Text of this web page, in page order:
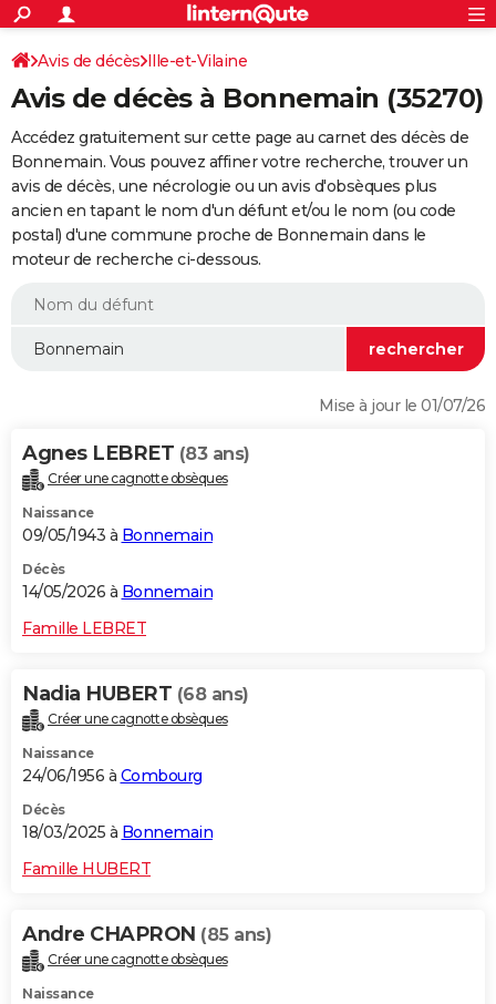
ACTUALITÉS
Politique
Société
Faits Divers
Education
Monde
Villes
+
SPORT
Coupe du monde 2026
Football
Tennis
Cyclisme
Rugby
Forum
Programme TV
TNT
Streaming
Cinéma
Sorties cinéma
Musique
+
FINANCE
Retraite
Impôts
Epargne
Immobilier
Risques naturels par ville
Banque
Assurance
Crédit
AUTO
Essais
Réserver un essai
Citadines
Berlines
SUV
Forum auto
+HIGH-TECH
BRICOLAGE
WEEK-END
Alimentation
Guide de la santé
Maladies
Médicaments
Sommeil
VOYAGE
Destinations
City break
Voyage nature
Voyage de noces
Forum
Climat
+PHOTO
GUIDES D'ACHAT
Carte de Noël
Carte Bonne année
Carte Saint-Valentin
Carte Pâques
Carte d'anniversaire
DICTIONNAIRE
Dictionnaire
Biographies
Citations
Expressions
Proverbes
PROGRAMME TV
S'inscrire
Se connecter
Lycées
Collèges
Primaires
Universités
Entreprises
Service militaire
Avis de recherche
AVIS DE DÉCÈS
FORUM
Bricolage
Lifestyle
Culture
Television
Voyage
S'inscrire
Connexion
Avis de décès Ille-et-Vilaine
Avis de décès à Bonnemain (35270)
Accédez gratuitement sur cette page au carnet des décès de
Bonnemain. Vous pouvez affiner votre recherche, trouver un
avis de décès, une nécrologie ou un avis d'obsèques plus
ancien en tapant le nom d'un défunt et/ou le nom (ou code
postal) d'une commune proche de Bonnemain dans le
moteur de recherche ci-dessous.
Mise à jour le 01/07/26
Agnes LEBRET (83 ans)
Créer une cagnotte obsèques
Naissance
09/05/1943 à Bonnemain
Décès
14/05/2026 à Bonnemain
Famille LEBRET
Nadia HUBERT (68 ans)
Créer une cagnotte obsèques
Naissance
24/06/1956 à Combourg
Décès
18/03/2025 à Bonnemain
Famille HUBERT
Andre CHAPRON (85 ans)
Créer une cagnotte obsèques
Naissance